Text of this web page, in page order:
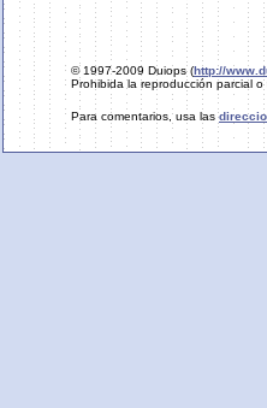
© 1997-2009 Duiops (http://
Prohibida la reproducción parcial
Para comentarios, usa las